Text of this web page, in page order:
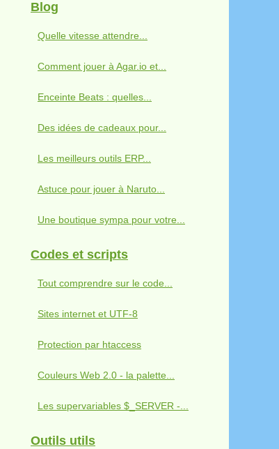
Blog
Quelle vitesse attendre...
Comment jouer à Agar.io et...
Enceinte Beats : quelles...
Des idées de cadeaux pour...
Les meilleurs outils ERP...
Astuce pour jouer à Naruto...
Une boutique sympa pour votre...
Codes et scripts
Tout comprendre sur le code...
Sites internet et UTF-8
Protection par htaccess
Couleurs Web 2.0 - la palette...
Les supervariables $_SERVER -...
Outils utils